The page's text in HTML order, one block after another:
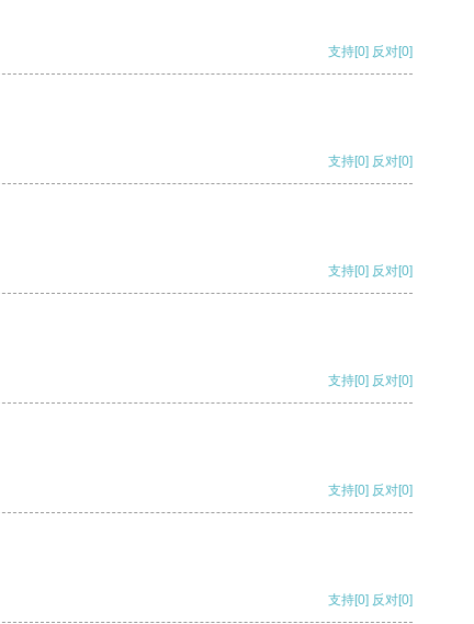
支持[0] 反对[0]
支持[0] 反对[0]
支持[0] 反对[0]
支持[0] 反对[0]
支持[0] 反对[0]
支持[0] 反对[0]